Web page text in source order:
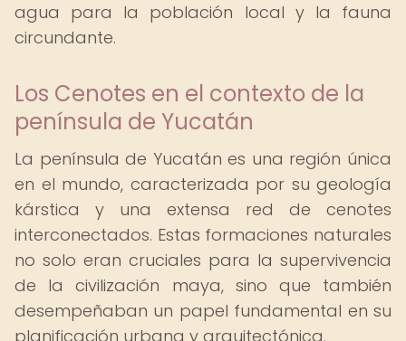
agua para la población local y la fauna
circundante.
Los Cenotes en el contexto de la
península de Yucatán
La península de Yucatán es una región única
en el mundo, caracterizada por su geología
kárstica y una extensa red de cenotes
interconectados. Estas formaciones naturales
no solo eran cruciales para la supervivencia
de la civilización maya, sino que también
desempeñaban un papel fundamental en su
planificación urbana y arquitectónica.